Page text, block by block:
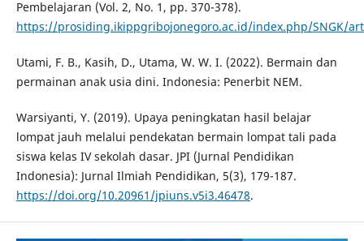
Pembelajaran (Vol. 2, No. 1, pp. 370-378).
https://prosiding.ikippgribojonegoro.ac.id/index.php/SNGK/
Utami, F. B., Kasih, D., Utama, W. W. I. (2022). Bermain dan
permainan anak usia dini. Indonesia: Penerbit NEM.
Warsiyanti, Y. (2019). Upaya peningkatan hasil belajar
lompat jauh melalui pendekatan bermain lompat tali pada
siswa kelas IV sekolah dasar. JPI (Jurnal Pendidikan
Indonesia): Jurnal Ilmiah Pendidikan, 5(3), 179-187.
https://doi.org/10.20961/jpiuns.v5i3.46478.